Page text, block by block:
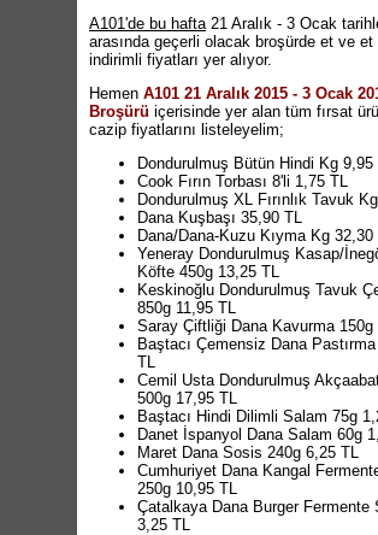
A101'de bu hafta21 Aralık - 3 Ocak
arasında geçerli olacak broşürde et ve et
indirimli fiyatları yer alıyor.
Hemen A101 21 Aralık 2015 - 3 Ocak
Broşürü içerisinde yer alan tüm fırsat
cazip fiyatlarını listeleyelim;
Dondurulmuş Bütün Hindi Kg 9,95
Cook Fırın Torbası 8'li 1,75 TL
Dondurulmuş XL Fırınlık Tavuk
Dana Kuşbaşı 35,90 TL
Dana/Dana-Kuzu Kıyma Kg 32,30
Yeneray Dondurulmuş Kasap/
Köfte 450g 13,25 TL
Keskinoğlu Dondurulmuş Tavuk
850g 11,95 TL
Saray Çiftliği Dana Kavurma 150g
Baştacı Çemensiz Dana
TL
Cemil Usta Dondurulmuş
500g 17,95 TL
Baştacı Hindi Dilimli Salam 75g
Danet İspanyol Dana Salam 60g
Maret Dana Sosis 240g 6,25 TL
Cumhuriyet Dana Kangal
250g 10,95 TL
Çatalkaya Dana Burger Fermente
3,25 TL